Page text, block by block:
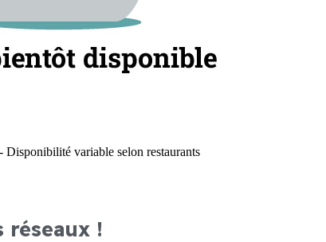
variable selon restaurants
réseaux !